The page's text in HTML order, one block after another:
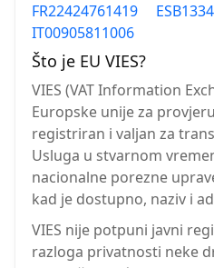
FR22424761419
IT00905811006
Što je EU VIES?
VIES (VAT Information
Europske unije za
registriran i valjan za
Usluga u stvarnom
nacionalne porezne
kad je dostupno, naziv i
VIES nije potpuni javni
razloga privatnosti neke